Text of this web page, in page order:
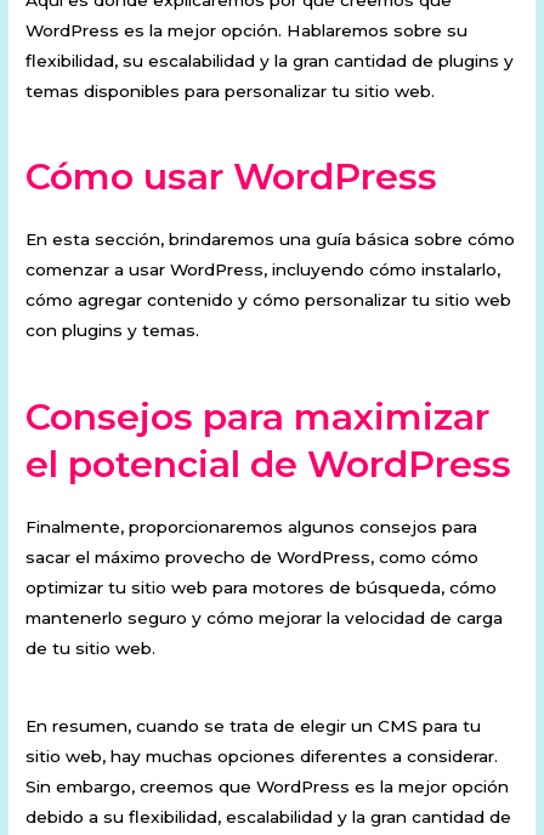
WordPress es la mejor opción. Hablaremos sobre su
flexibilidad, su escalabilidad y la gran cantidad de plugins y
temas disponibles para personalizar tu sitio web.
Cómo usar WordPress
En esta sección, brindaremos una guía básica sobre cómo
comenzar a usar WordPress, incluyendo cómo instalarlo,
cómo agregar contenido y cómo personalizar tu sitio web
con plugins y temas.
Consejos para maximizar
el potencial de WordPress
Finalmente, proporcionaremos algunos consejos para
sacar el máximo provecho de WordPress, como cómo
optimizar tu sitio web para motores de búsqueda, cómo
mantenerlo seguro y cómo mejorar la velocidad de carga
de tu sitio web.
En resumen, cuando se trata de elegir un CMS para tu
sitio web, hay muchas opciones diferentes a considerar.
Sin embargo, creemos que WordPress es la mejor opción
debido a su flexibilidad, escalabilidad y la gran cantidad de